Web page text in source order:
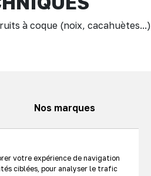
à coque (noix, cacahuètes...)
Nos marques
Chasse
votre expérience de navigation
ciblées, pour analyser le trafic